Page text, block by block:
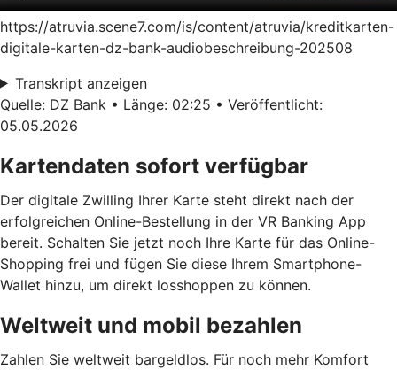
https://atruvia.scene7.com/is/content/atruvia/kreditkarten-
digitale-karten-dz-bank-audiobeschreibung-202508
Transkript anzeigen
Quelle: DZ Bank • Länge: 02:25 • Veröffentlicht:
05.05.2026
Kartendaten sofort verfügbar
Der digitale Zwilling Ihrer Karte steht direkt nach der
erfolgreichen Online-Bestellung in der VR Banking App
bereit. Schalten Sie jetzt noch Ihre Karte für das Online-
Shopping frei und fügen Sie diese Ihrem Smartphone-
Wallet hinzu, um direkt losshoppen zu können.
Weltweit und mobil bezahlen
Zahlen Sie weltweit bargeldlos. Für noch mehr Komfort